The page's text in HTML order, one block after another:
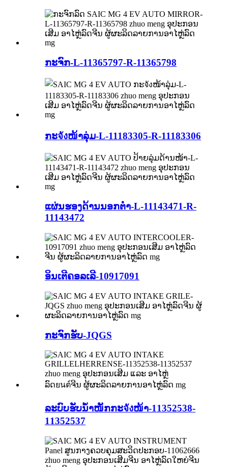
ກະຈົກ-L-11365797-R-11365798
ກະจังໜ້າລຸ່ມ-L-11183305-R-11183306
ແຜ່ນຮອງດ້ານນອກຕ່ຳ-L-11143471-R-
11143472
ອິນເຕີຄອລເລີ-10917091
ກະຈົກຮັບ-JQGS
ລະບົບຮັບນ້ຳໜັກກະจังໜ້າ-11352538-
11352537